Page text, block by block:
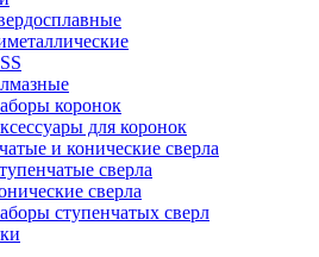
коронок
для коронок
и конические сверла
сверла
сверла
ступенчатых сверл